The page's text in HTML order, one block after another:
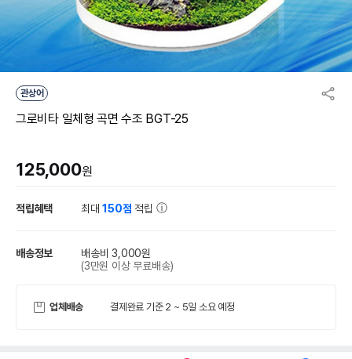
관상어
그로비타 일체형 곡면 수조 BGT-25
125,000원
적립혜택 최대150점 적립
배송정보
배송비 3,000원
(3만원 이상 무료배송)
업체배송 결제완료 기준 2 ~ 5일 소요 예정